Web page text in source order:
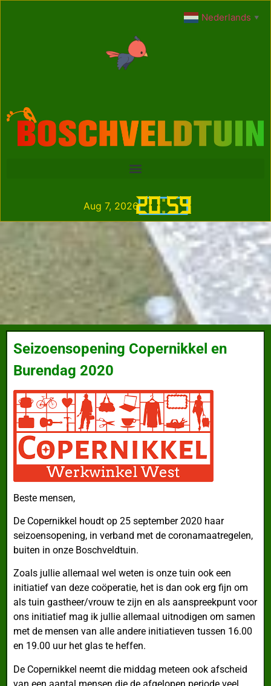
20:59
Aug 7, 2026
Seizoensopening Copernikkel en
Burendag 2020
Beste mensen,
De Copernikkel houdt op 25 september 2020 haar
seizoensopening, in verband met de coronamaatregelen,
buiten in onze Boschveldtuin.
Zoals jullie allemaal wel weten is onze tuin ook een
initiatief van deze coöperatie, het is dan ook erg fijn om
als tuin gastheer/vrouw te zijn en als aanspreekpunt voor
ons initiatief mag ik jullie allemaal uitnodigen om samen
met de mensen van alle andere initiatieven tussen 16.00
en 19.00 uur het glas te heffen.
De Copernikkel neemt die middag meteen ook afscheid
Nederlands ▼